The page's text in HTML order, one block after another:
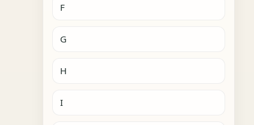
F
G
H
I